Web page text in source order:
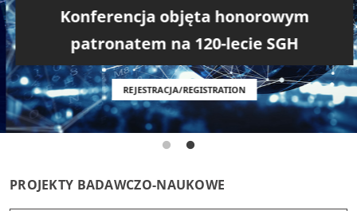
Konferencja objęta honorowym
patronatem na 120-lecie SGH
REJESTRACJA/REGISTRATION
PROJEKTY BADAWCZO-NAUKOWE